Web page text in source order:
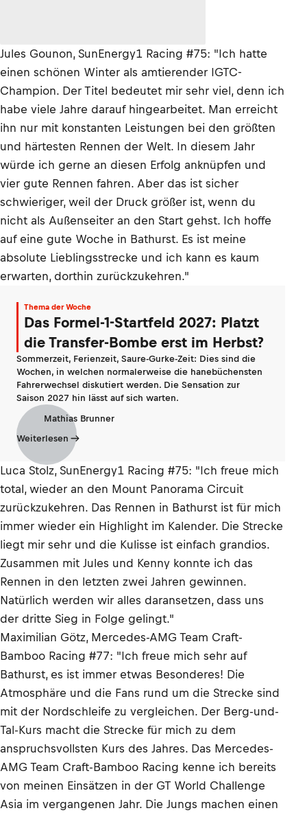
Jules Gounon, SunEnergy1 Racing #75: "Ich hatte
einen schönen Winter als amtierender IGTC-
Champion. Der Titel bedeutet mir sehr viel, denn ich
habe viele Jahre darauf hingearbeitet. Man erreicht
ihn nur mit konstanten Leistungen bei den größten
und härtesten Rennen der Welt. In diesem Jahr
würde ich gerne an diesen Erfolg anknüpfen und
vier gute Rennen fahren. Aber das ist sicher
schwieriger, weil der Druck größer ist, wenn du
nicht als Außenseiter an den Start gehst. Ich hoffe
auf eine gute Woche in Bathurst. Es ist meine
absolute Lieblingsstrecke und ich kann es kaum
erwarten, dorthin zurückzukehren."
Thema der Woche
Das Formel-1-Startfeld 2027: Platzt
die Transfer-Bombe erst im Herbst?
Sommerzeit, Ferienzeit, Saure-Gurke-Zeit: Dies sind die
Wochen, in welchen normalerweise die hanebüchensten
Fahrerwechsel diskutiert werden. Die Sensation zur
Saison 2027 hin lässt auf sich warten.
Mathias Brunner
Weiterlesen
Luca Stolz, SunEnergy1 Racing #75: "Ich freue mich
total, wieder an den Mount Panorama Circuit
zurückzukehren. Das Rennen in Bathurst ist für mich
immer wieder ein Highlight im Kalender. Die Strecke
liegt mir sehr und die Kulisse ist einfach grandios.
Zusammen mit Jules und Kenny konnte ich das
Rennen in den letzten zwei Jahren gewinnen.
Natürlich werden wir alles daransetzen, dass uns
der dritte Sieg in Folge gelingt."
Maximilian Götz, Mercedes-AMG Team Craft-
Bamboo Racing #77: "Ich freue mich sehr auf
Bathurst, es ist immer etwas Besonderes! Die
Atmosphäre und die Fans rund um die Strecke sind
mit der Nordschleife zu vergleichen. Der Berg-und-
Tal-Kurs macht die Strecke für mich zu dem
anspruchsvollsten Kurs des Jahres. Das Mercedes-
AMG Team Craft-Bamboo Racing kenne ich bereits
von meinen Einsätzen in der GT World Challenge
Asia im vergangenen Jahr. Die Jungs machen einen